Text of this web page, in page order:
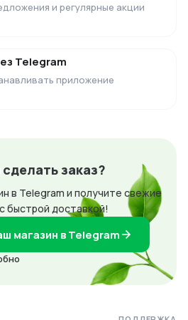
и регулярные акции
Telegram
приложение
заказ?
в Telegram и получите свежие
быстрой доставкой!
магазин в Telegram